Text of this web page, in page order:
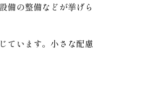
備の整備などが挙げら
ています。小さな配慮